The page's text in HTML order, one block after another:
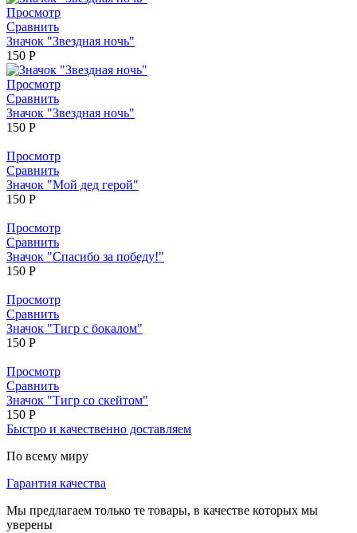
Просмотр
Сравнить
Значок "Звездная ночь"
150 Р
Просмотр
Сравнить
Значок "Звездная ночь"
150 Р
Просмотр
Сравнить
Значок "Мой дед герой"
150 Р
Просмотр
Сравнить
Значок "Спасибо за победу!"
150 Р
Просмотр
Сравнить
Значок "Тигр с бокалом"
150 Р
Просмотр
Сравнить
Значок "Тигр со скейтом"
150 Р
Быстро и качественно доставляем
По всему миру
Гарантия качества
Мы предлагаем только те товары, в качестве которых мы
уверены